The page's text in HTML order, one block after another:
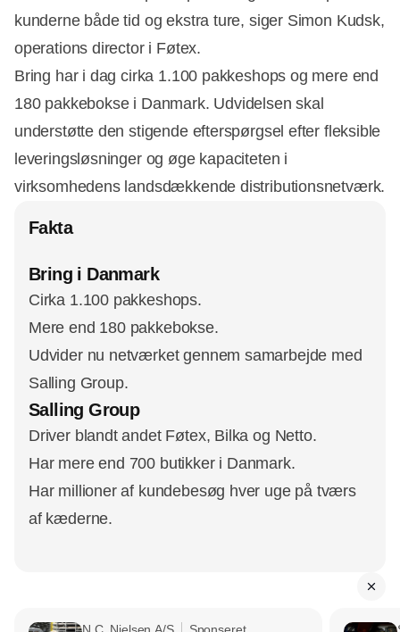
kunderne både tid og ekstra ture, siger Simon Kudsk,
operations director i Føtex.
Bring har i dag cirka 1.100 pakkeshops og mere end
180 pakkebokse i Danmark. Udvidelsen skal
understøtte den stigende efterspørgsel efter fleksible
leveringsløsninger og øge kapaciteten i
virksomhedens landsdækkende distributionsnetværk.
Fakta
Bring i Danmark
Cirka 1.100 pakkeshops.
Mere end 180 pakkebokse.
Udvider nu netværket gennem samarbejde med
Salling Group.
Salling Group
Driver blandt andet Føtex, Bilka og Netto.
Har mere end 700 butikker i Danmark.
Har millioner af kundebesøg hver uge på tværs
af kæderne.